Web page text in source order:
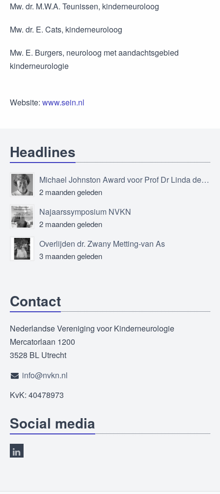
Mw. dr. M.W.A. Teunissen, kinderneuroloog
Mw. dr. E. Cats, kinderneuroloog
Mw. E. Burgers, neuroloog met aandachtsgebied
kinderneurologie
Website: www.sein.nl
Headlines
Michael Johnston Award voor Prof Dr Linda de Vries
2 maanden geleden
Najaarssymposium NVKN
2 maanden geleden
Overlijden dr. Zwany Metting-van As
3 maanden geleden
Contact
Nederlandse Vereniging voor Kinderneurologie
Mercatorlaan 1200
3528 BL Utrecht
info@nvkn.nl
KvK: 40478973
Social media